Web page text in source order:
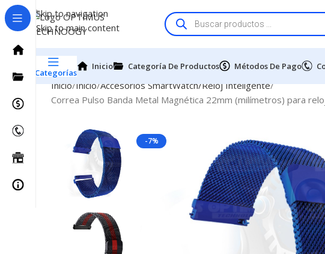
Skip to navigation
Skip to main content
Categorías
Inicio Categoría De Productos Métodos De Pago
Inicio Inicio Accesorios SmartWatch/Reloj Inteligente
Correa Pulso Banda Metal Magnética 22mm (milímetros) para
-7%